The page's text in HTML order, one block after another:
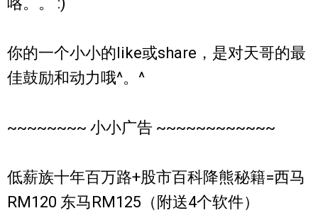
你的一个小小的like或share，是对天哥的最
佳鼓励和动力哦^。^
~~~~~~~~ 小小广告 ~~~~~~~~~~~~
低薪族十年百万路+股市百科降熊秘籍=西马
RM120 东马RM125（附送4个软件）